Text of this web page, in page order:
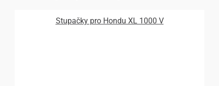
Stupačky pro Hondu XL 1000 V